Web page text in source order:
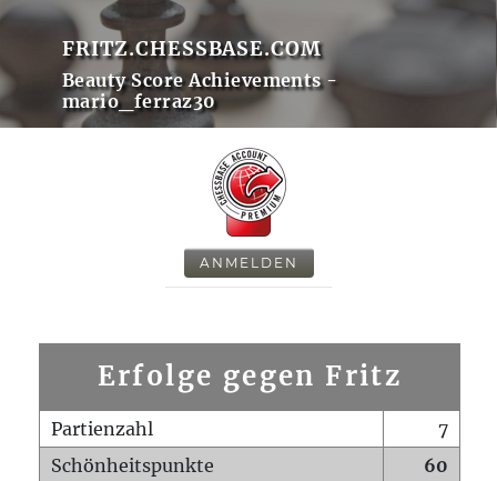
FRITZ.CHESSBASE.COM
Beauty Score Achievements -
mario_ferraz30
ANMELDEN
Erfolge gegen Fritz
Partienzahl
7
Schönheitspunkte
60